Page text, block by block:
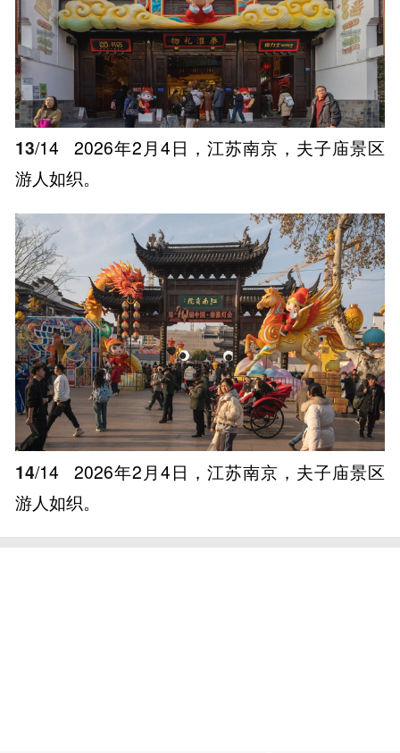
13/14
2026年2月4日，江苏南京，夫子庙景区
游人如织。
14/14
2026年2月4日，江苏南京，夫子庙景区
游人如织。